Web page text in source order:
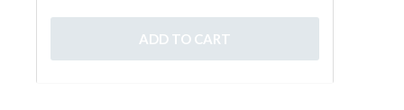
FRANÇAIS
ESPAÑOL